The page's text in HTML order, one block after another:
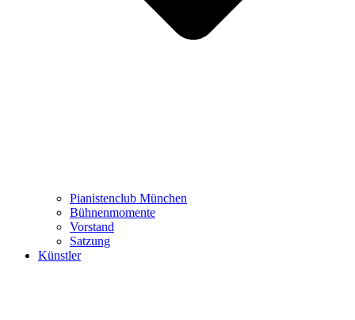
Pianistenclub München
Bühnenmomente
Vorstand
Satzung
Künstler